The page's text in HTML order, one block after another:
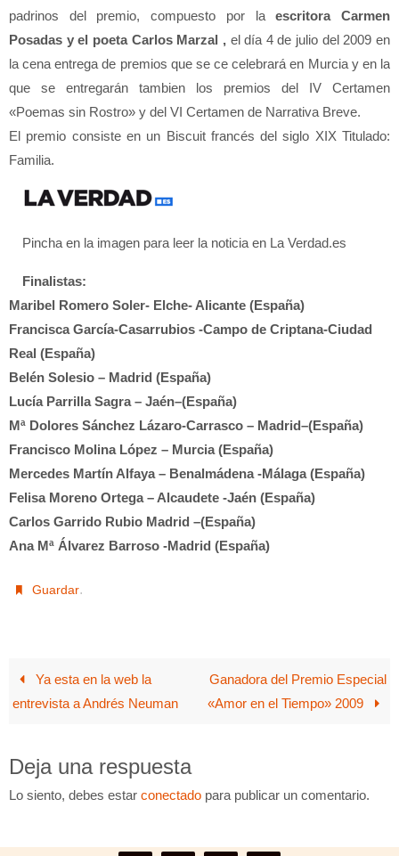
padrinos del premio, compuesto por laescritora Carmen
Posadas y el poeta Carlos Marzal ,el día 4 de julio del 2009 en
la cena entrega de premios que se ce celebrará en Murcia y en la
que se entregarán tambien los premios del IV Certamen
«Poemas sin Rostro» y del VI Certamen de Narrativa Breve.
El premio consiste en un Biscuit francés del siglo XIX Titulado:
Familia.
Pincha en la imagen para leer la noticia en La Verdad.es
Finalistas:
Maribel Romero Soler- Elche- Alicante (España)
Francisca García-Casarrubios -Campo de Criptana-Ciudad
Real (España)
Belén Solesio – Madrid (España)
Lucía Parrilla Sagra – Jaén–(España)
Mª Dolores Sánchez Lázaro-Carrasco – Madrid–(España)
Francisco Molina López – Murcia (España)
Mercedes Martín Alfaya – Benalmádena -Málaga (España)
Felisa Moreno Ortega – Alcaudete -Jaén (España)
Carlos Garrido Rubio Madrid –(España)
Ana Mª Álvarez Barroso -Madrid (España)
Guardar.
Ya esta en la web la
entrevista a Andrés Neuman
Ganadora del Premio Especial
«Amor en el Tiempo» 2009
Deja una respuesta
Lo siento, debes estar conectado para publicar un comentario.